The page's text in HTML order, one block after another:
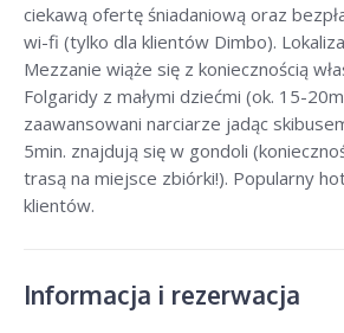
ciekawą ofertę śniadaniową oraz
wi-fi (tylko dla klientów Dimbo).
Mezzanie wiąże się z koniecznością
Folgaridy z małymi dziećmi (ok. 15-
zaawansowani narciarze jadąc
5min. znajdują się w gondoli
trasą na miejsce zbiórki!). Popularny
klientów.
Informacja i rezerwacja